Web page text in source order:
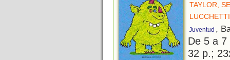
TAYLOR,
Juventud ,
De 5 a
32 p.;